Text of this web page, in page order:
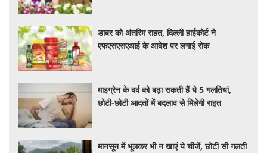
डाबर को अंतरिम राहत, दिल्ली हाईकोर्ट ने
एफएसएसएआई के आदेश पर लगाई रोक
माइग्रेन के दर्द को बढ़ा सकती हैं ये 5 गलतियां,
छोटी-छोटी आदतों में बदलाव से मिलेगी राहत
मानसून में भूलकर भी न खाएं ये चीजें, छोटी सी गलती